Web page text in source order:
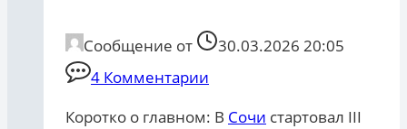
Сообщение от
30.03.2026 20:05
4 Комментарии
Коротко о главном: В Сочи стартовал III